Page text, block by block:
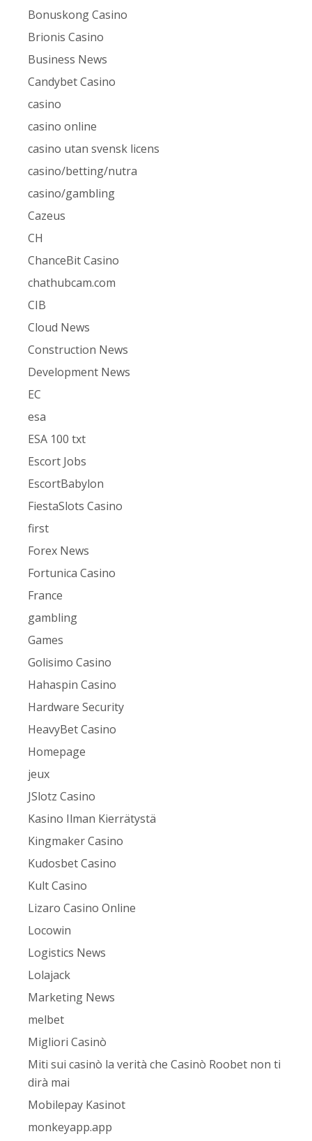
Bonuskong Casino
Brionis Casino
Business News
Candybet Casino
casino
casino online
casino utan svensk licens
casino/betting/nutra
casino/gambling
Cazeus
CH
ChanceBit Casino
chathubcam.com
CIB
Cloud News
Construction News
Development News
EC
esa
ESA 100 txt
Escort Jobs
EscortBabylon
FiestaSlots Casino
first
Forex News
Fortunica Casino
France
gambling
Games
Golisimo Casino
Hahaspin Casino
Hardware Security
HeavyBet Casino
Homepage
jeux
JSlotz Casino
Kasino Ilman Kierrätystä
Kingmaker Casino
Kudosbet Casino
Kult Casino
Lizaro Casino Online
Locowin
Logistics News
Lolajack
Marketing News
melbet
Migliori Casinò
Miti sui casinò la verità che Casinò Roobet non ti
dirà mai
Mobilepay Kasinot
monkeyapp.app